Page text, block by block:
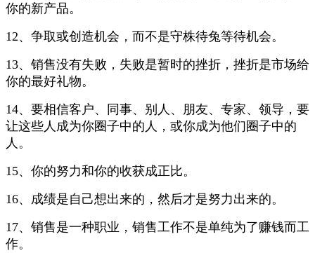
你的新产品。
12、争取或创造机会，而不是守株待兔等待机会。
13、销售没有失败，失败是暂时的挫折，挫折是市场给
你的最好礼物。
14、要相信客户、同事、别人、朋友、专家、领导，要
让这些人成为你圈子中的人，或你成为他们圈子中的
人。
15、你的努力和你的收获成正比。
16、成绩是自己想出来的，然后才是努力出来的。
17、销售是一种职业，销售工作不是单纯为了赚钱而工
作。